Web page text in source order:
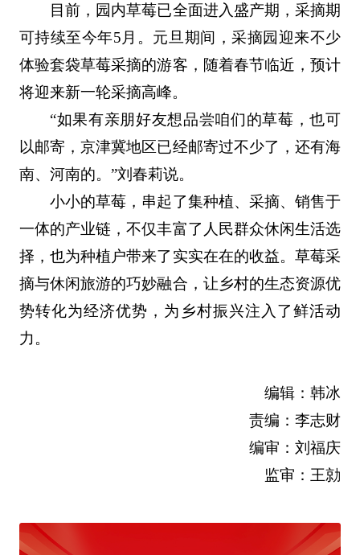
目前，园内草莓已全面进入盛产期，采摘期
可持续至今年5月。元旦期间，采摘园迎来不少
体验套袋草莓采摘的游客，随着春节临近，预计
将迎来新一轮采摘高峰。
“如果有亲朋好友想品尝咱们的草莓，也可
以邮寄，京津冀地区已经邮寄过不少了，还有海
南、河南的。”刘春莉说。
小小的草莓，串起了集种植、采摘、销售于
一体的产业链，不仅丰富了人民群众休闲生活选
择，也为种植户带来了实实在在的收益。草莓采
摘与休闲旅游的巧妙融合，让乡村的生态资源优
势转化为经济优势，为乡村振兴注入了鲜活动
力。
编辑：韩冰
责编：李志财
编审：刘福庆
监审：王勍